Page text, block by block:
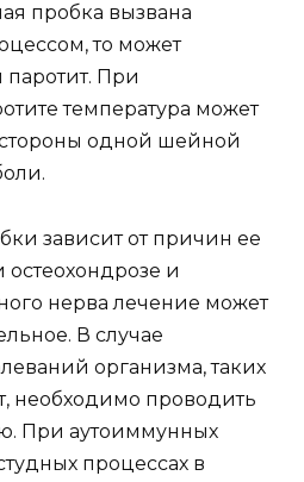
пробка вызвана
то может
паротит. При
температура может
стороны одной шейной
зависит от причин ее
и
нерва лечение может
В случае
организма, таких
необходимо проводить
При аутоиммунных
процессах в